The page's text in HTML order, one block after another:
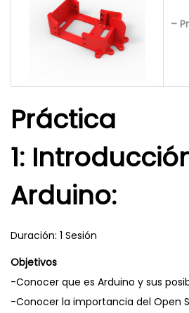
–
Práctica
1:
Arduino:
Duración: 1 Sesión
Objetivos
-Conocer que es Arduino y sus
-Conocer la importancia del Open